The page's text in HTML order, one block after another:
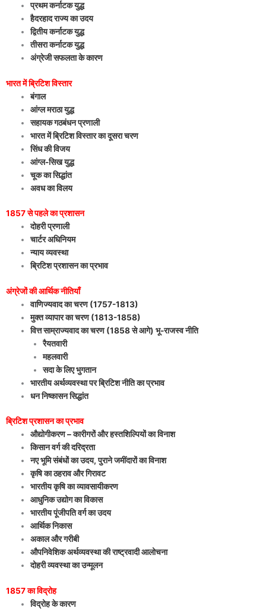
प्रथम कर्नाटक युद्ध
हैदरहाद राज्य का उदय
द्वितीय कर्नाटक युद्ध
तीसरा कर्नाटक युद्ध
अंग्रेजी सफलता के कारण
भारत में ब्रिटिश विस्तार
बंगाल
आंग्ल मराठा युद्ध
सहायक गठबंधन प्रणाली
भारत में ब्रिटिश विस्तार का दूसरा चरण
सिंध की विजय
आंग्ल-सिख युद्ध
चूक का सिद्धांत
अवध का विलय
1857 से पहले का प्रशासन
दोहरी प्रणाली
चार्टर अधिनियम
न्याय व्यवस्था
ब्रिटिश प्रशासन का प्रभाव
अंग्रेजों की आर्थिक नीतियाँ
वाणिज्यवाद का चरण (1757-1813)
मुक्त व्यापार का चरण (1813-1858)
वित्त साम्राज्यवाद का चरण (1858 से आगे)भू-राजस्व नीति
रैयतवारी
महलवारी
सदा के लिए भुगतान
भारतीय अर्थव्यवस्था पर ब्रिटिश नीति का प्रभाव
धन निष्कासन सिद्धांत
ब्रिटिश प्रशासन का प्रभाव
औद्योगीकरण – कारीगरों और हस्तशिल्पियों का विनाश
किसान वर्ग की दरिद्रता
नए भूमि संबंधों का उदय, पुराने जमींदारों का विनाश
कृषि का ठहराव और गिरावट
भारतीय कृषि का व्यावसायीकरण
आधुनिक उद्योग का विकास
भारतीय पूंजीपति वर्ग का उदय
आर्थिक निकास
अकाल और गरीबी
औपनिवेशिक अर्थव्यवस्था की राष्ट्रवादी आलोचना
दोहरी व्यवस्था का उन्मूलन
1857 का विद्रोह
विद्रोह के कारण